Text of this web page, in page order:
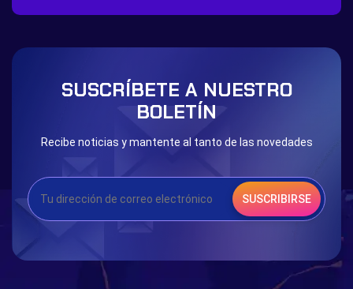
Eternal Dark Quest Door 999
SUSCRÍBETE A NUESTRO
BOLETÍN
Recibe noticias y mantente al tanto de las novedades
SUSCRIBIRSE